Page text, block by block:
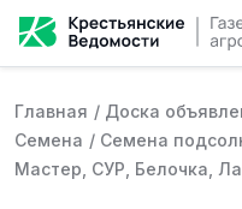
Главная / Доска
Семена / Семена
Мастер, СУР, Белочка,